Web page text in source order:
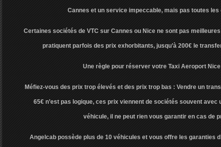
Cannes et un service impeccable, mais pas toutes
Certaines sociétés de VTC sur Cannes ou Nice ne sont pas
pratiquent parfois des prix exhorbitants, jusqu’à 200€ le
Une règle pour réserver votre Taxi Aeroport
Méfiez-vous des prix trop élevés et des prix trop bas : Vendre un
65€ n’est pas logique, ces prix viennent de sociétés souvent avec
véhicule, il ne peut rien vous garantir en cas de
Angelcab possède plus de 10 véhicules et vous offre les garanties